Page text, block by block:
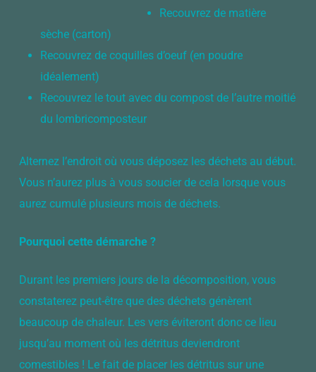
Recouvrez de matière
sèche (carton)
Recouvrez de coquilles d’oeuf (en poudre
idéalement)
Recouvrez le tout avec du compost de l’autre moitié
du lombricomposteur
Alternez l’endroit où vous déposez les déchets au début.
Vous n’aurez plus à vous soucier de cela lorsque vous
aurez cumulé plusieurs mois de déchets.
Pourquoi cette démarche ?
Durant les premiers jours de la décomposition, vous
constaterez peut-être que des déchets génèrent
beaucoup de chaleur. Les vers éviteront donc ce lieu
jusqu’au moment où les détritus deviendront
comestibles ! Le fait de placer les détritus sur une